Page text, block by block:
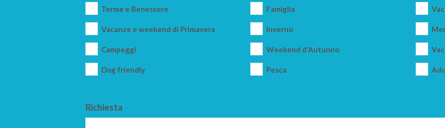
Terme e Benessere Famiglia
Vacanze e weekend di Primavera Inverno
Campeggi Weekend d'Autunno
Dog friendly Pesca
Richiesta